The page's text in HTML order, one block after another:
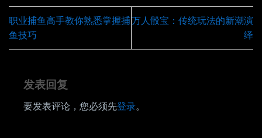
职业捕鱼高手教你熟悉掌握捕
鱼技巧
万人骰宝：传统玩法的新潮演
绎
发表回复
要发表评论，您必须先登录。